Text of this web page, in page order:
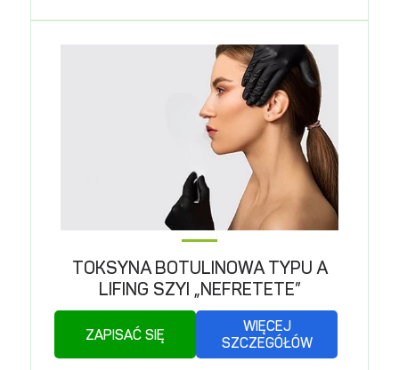
TOKSYNA BOTULINOWA TYPU A
LIFING SZYI „NEFRETETE”
ZAPISAĆ SIĘ
WIĘCEJ
SZCZEGÓŁÓW